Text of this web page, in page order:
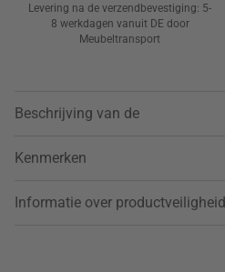
Levering na de verzendbevestiging: 5-
8 werkdagen vanuit DE door
Meubeltransport
Beschrijving van de
Kenmerken
Informatie over productveiligheid